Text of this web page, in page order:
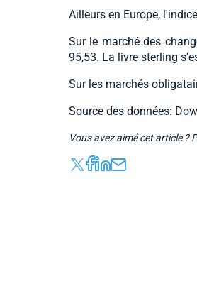
Ailleurs en Europe,
Sur le marché des
95,53. La livre sterling
Sur les marchés
Source des données:
Vous avez aimé cet article ?